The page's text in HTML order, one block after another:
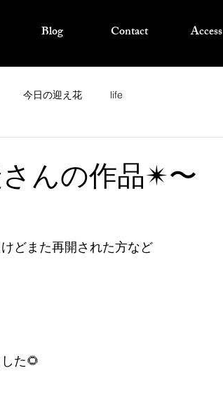
Blog Contact Access
今日の迎え花 life
んの作品✴︎〜
どまた再開された方など
た🌻